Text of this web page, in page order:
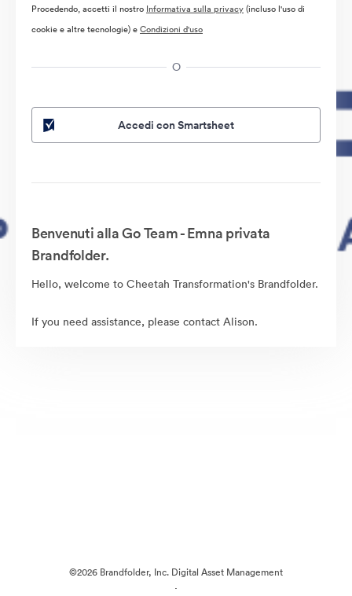
Procedendo, accetti il nostro Informativa sulla privacy(incluso l'uso di
cookie e altre tecnologie) eCondizioni d'uso
O
Accedi con Smartsheet
Benvenuti alla Go Team - Emna privata
Brandfolder.
Hello, welcome to Cheetah Transformation's Brandfolder.
If you need assistance, please contact Alison.
©2026 Brandfolder, Inc. Digital Asset Management
·